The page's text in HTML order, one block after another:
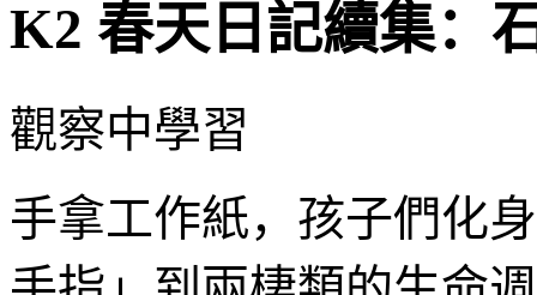
K2 春天日記續集：
觀察中學習
手拿工作紙，孩子們化